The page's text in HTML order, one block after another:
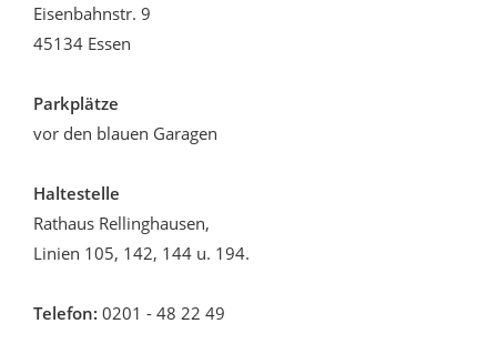
Eisenbahnstr. 9
45134 Essen
Parkplätze
vor den blauen Garagen
Haltestelle
Rathaus Rellinghausen,
Linien 105, 142, 144 u. 194.
Telefon: 0201 - 48 22 49